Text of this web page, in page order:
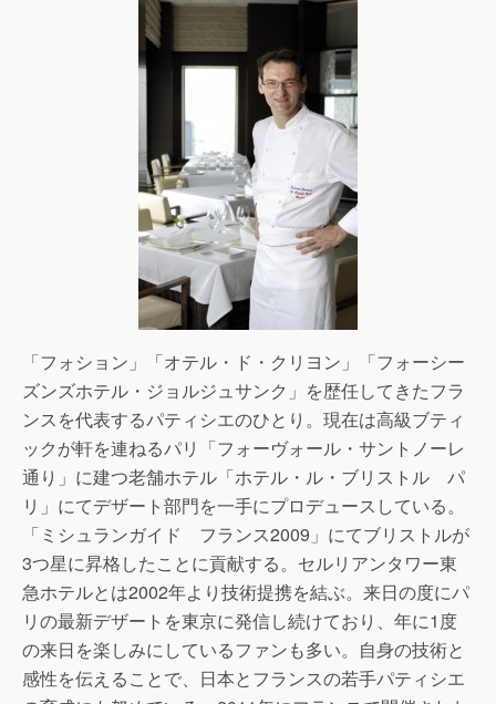
「フォション」「オテル・ド・クリヨン」「フォーシー
ズンズホテル・ジョルジュサンク」を歴任してきたフラ
ンスを代表するパティシエのひとり。現在は高級ブティ
ックが軒を連ねるパリ「フォーヴォール・サントノーレ
通り」に建つ老舗ホテル「ホテル・ル・ブリストル パ
リ」にてデザート部門を一手にプロデュースしている。
「ミシュランガイド フランス2009」にてブリストルが
3つ星に昇格したことに貢献する。セルリアンタワー東
急ホテルとは2002年より技術提携を結ぶ。来日の度にパ
リの最新デザートを東京に発信し続けており、年に1度
の来日を楽しみにしているファンも多い。自身の技術と
感性を伝えることで、日本とフランスの若手パティシエ